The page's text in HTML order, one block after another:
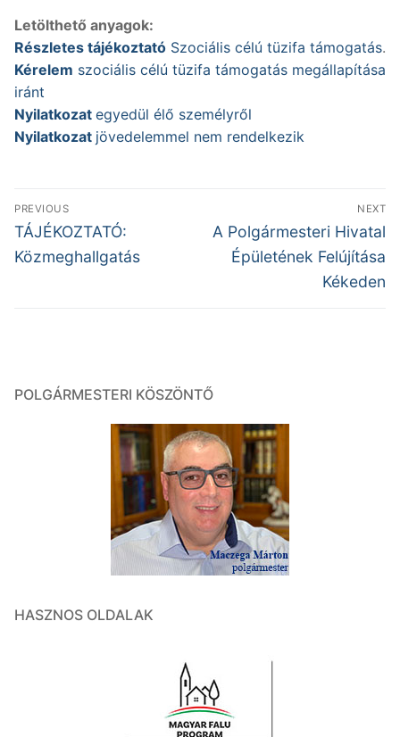
Letölthető anyagok:
Részletes tájékoztató Szociális célú tüzifa támogatás.
Kérelem szociális célú tüzifa támogatás megállapítása
iránt
Nyilatkozat egyedül élő személyről
Nyilatkozat jövedelemmel nem rendelkezik
Bejegyzés
navigáció
PREVIOUS
Previous
post:
TÁJÉKOZTATÓ:
Közmeghallgatás
NEXT
Next
post:
A Polgármesteri Hivatal
Épületének Felújítása
Kékeden
POLGÁRMESTERI KÖSZÖNTŐ
HASZNOS OLDALAK